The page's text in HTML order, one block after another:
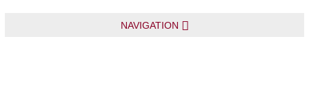
NAVIGATION